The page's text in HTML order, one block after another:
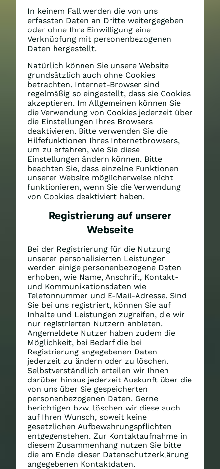
In keinem Fall werden die von uns
erfassten Daten an Dritte weitergegeben
oder ohne Ihre Einwilligung eine
Verknüpfung mit personenbezogenen
Daten hergestellt.
Natürlich können Sie unsere Website
grundsätzlich auch ohne Cookies
betrachten. Internet-Browser sind
regelmäßig so eingestellt, dass sie Cookies
akzeptieren. Im Allgemeinen können Sie
die Verwendung von Cookies jederzeit über
die Einstellungen Ihres Browsers
deaktivieren. Bitte verwenden Sie die
Hilfefunktionen Ihres Internetbrowsers,
um zu erfahren, wie Sie diese
Einstellungen ändern können. Bitte
beachten Sie, dass einzelne Funktionen
unserer Website möglicherweise nicht
funktionieren, wenn Sie die Verwendung
von Cookies deaktiviert haben.
Registrierung auf unserer
Webseite
Bei der Registrierung für die Nutzung
unserer personalisierten Leistungen
werden einige personenbezogene Daten
erhoben, wie Name, Anschrift, Kontakt-
und Kommunikationsdaten wie
Telefonnummer und E-Mail-Adresse. Sind
Sie bei uns registriert, können Sie auf
Inhalte und Leistungen zugreifen, die wir
nur registrierten Nutzern anbieten.
Angemeldete Nutzer haben zudem die
Möglichkeit, bei Bedarf die bei
Registrierung angegebenen Daten
jederzeit zu ändern oder zu löschen.
Selbstverständlich erteilen wir Ihnen
darüber hinaus jederzeit Auskunft über die
von uns über Sie gespeicherten
personenbezogenen Daten. Gerne
berichtigen bzw. löschen wir diese auch
auf Ihren Wunsch, soweit keine
gesetzlichen Aufbewahrungspflichten
entgegenstehen. Zur Kontaktaufnahme in
diesem Zusammenhang nutzen Sie bitte
die am Ende dieser Datenschutzerklärung
angegebenen Kontaktdaten.